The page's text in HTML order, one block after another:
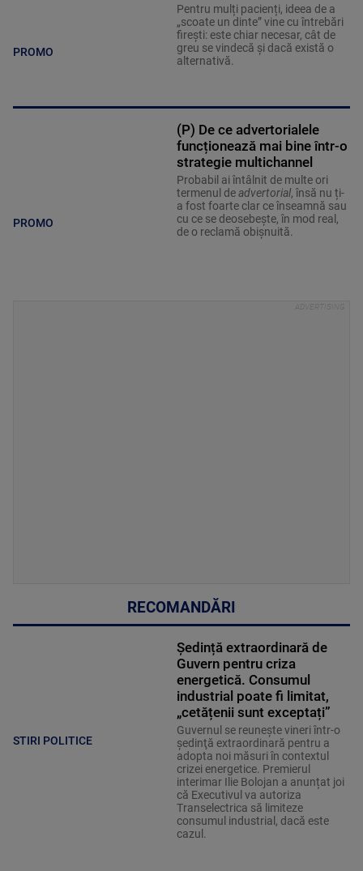
PROMO
Pentru mulți pacienți, ideea de a
„scoate un dinte” vine cu întrebări
firești: este chiar necesar, cât de
greu se vindecă și dacă există o
alternativă.
PROMO
(P) De ce advertorialele
funcționează mai bine într-o
strategie multichannel
Probabil ai întâlnit de multe ori
termenul deadvertorial, însă nu ți-
a fost foarte clar ce înseamnă sau
cu ce se deosebește, în mod real,
de o reclamă obișnuită.
RECOMANDĂRI
STIRI POLITICE
Ședință extraordinară de
Guvern pentru criza
energetică. Consumul
industrial poate fi limitat,
„cetățenii sunt exceptați”
Guvernul se reuneşte vineri într-o
şedinţă extraordinară pentru a
adopta noi măsuri în contextul
crizei energetice. Premierul
interimar Ilie Bolojan a anunțat joi
că Executivul va autoriza
Transelectrica să limiteze
consumul industrial, dacă este
cazul.